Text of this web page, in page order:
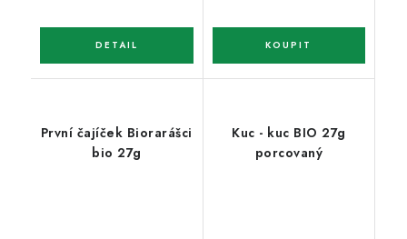
První čajíček Biorarášci
bio 27g
Kuc - kuc BIO 27g
porcovaný